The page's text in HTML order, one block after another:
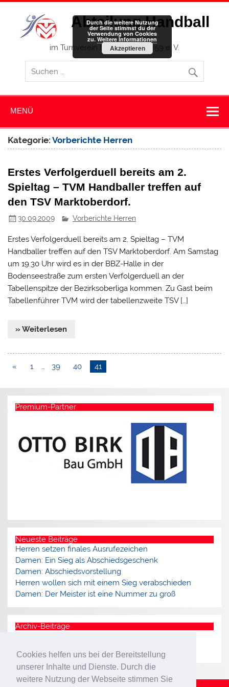
Cookies helfen uns bei der Bereitstellung
unserer Inhalte und Dienste. Durch die
weitere Nutzung der Webseite stimmen Sie
Zum
springen
Abteilung Handball
im Turnverein Memmingen 1859 e. V.
MENÜ
Kategorie:Vorberichte Herren
Erstes Verfolgerduell bereits am 2.
Spieltag – TVM Handballer treffen auf
den TSV Marktoberdorf.
30.09.2009 Vorberichte Herren
Erstes Verfolgerduell bereits am 2. Spieltag – TVM
Handballer treffen auf den TSV Marktoberdorf. Am Samstag
um 19.30 Uhr wird es in der BBZ-Halle in der
Bodenseestraße zum ersten Verfolgerduell an der
Tabellenspitze der Bezirksoberliga kommen. Zu Gast beim
Tabellenführer TVM wird der tabellenzweite TSV […]
» Weiterlesen
« 1 … 39 40 41
Premium-Partner
Neueste Beiträge
Herren setzen finales Ausrufezeichen
Damen: Ein Sieg als Abschiedsgeschenk
Damen: Abschiedsvorstellung
Herren wollen sich mit einem Sieg verabschieden
Damen: Der Meister ist eine Nummer zu groß
Archiv-Beiträge
Durch die weitere Nutzung
der Seite stimmst du der
Verwendung von Cookies
zu. Weitere Informationen
Akzeptieren